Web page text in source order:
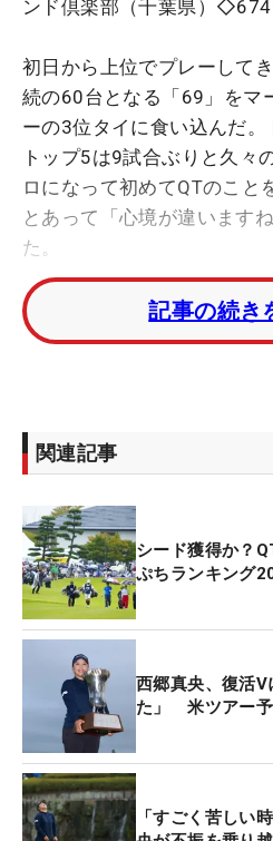
ンド倶楽部（千葉県）
初日から上位でプレーして
続の60台となる「69」をマ
ーの3位タイに食い込んだ。
トップ5は9試合ぶりと久々
ロになって初めてQTのこと
とあって「心境が違います
た。
「ガク～って感じです」。
ボギーを叩いた蛭田はアテ
らが伸ばせない。「終盤に
で、仕方がないけど、全然
それでも、今大会では大き
ンのシャフトを以前使って
で「3日間ショットが良かっ
ば、またチャンスもあるかな
最終日はグリーンを外した
タルでも、54ホールで46回
数字。いい時のアイアンの
用のシャフトは廃盤が決ま
棒を探している最中だった
記事の続き
関連記事
シード獲得か？
ぷちランキング
西郷真央、復活
た」 米ツアー
「すごく苦しい